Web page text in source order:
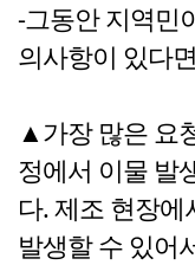
-그동안 지역민
의사항이 있다
▲가장 많은 요
정에서 이물 발
다. 제조 현장
발생할 수 있어